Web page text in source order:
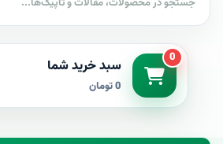
0 سبد خرید شما
0 تومان